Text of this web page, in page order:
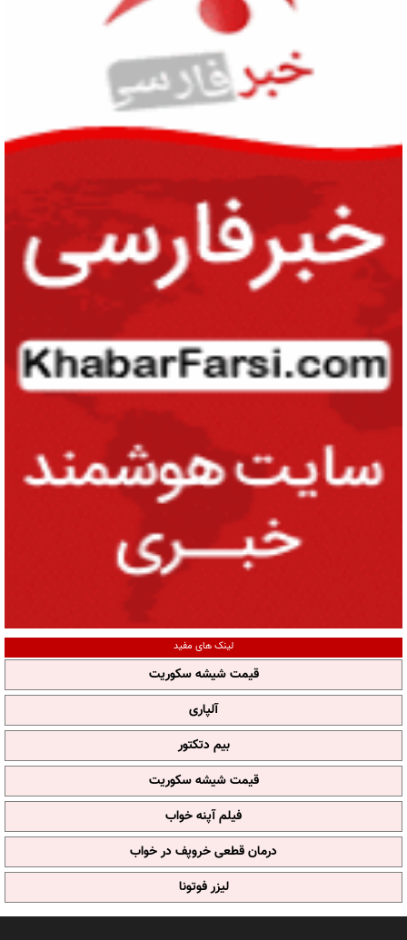
لینک های مفید
قیمت شیشه سکوریت
آلپاری
بیم دتکتور
قیمت شیشه سکوریت
فیلم آپنه خواب
درمان قطعی خروپف در خواب
لیزر فوتونا